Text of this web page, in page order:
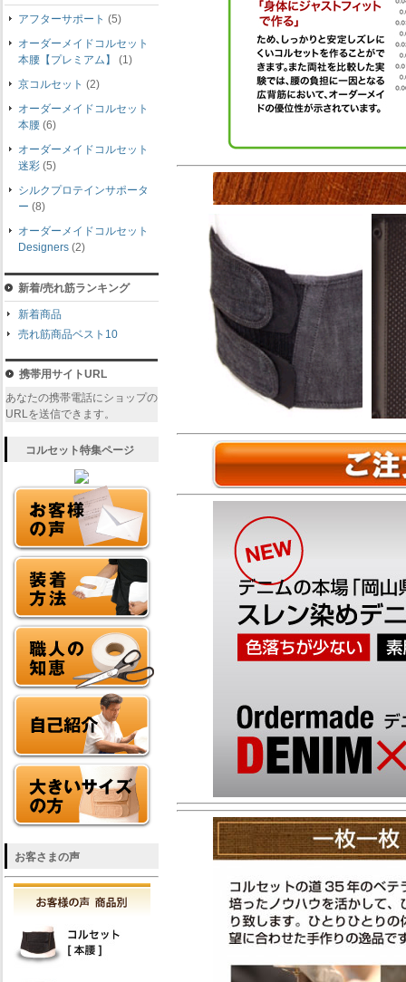
アフターサポート (5)
オーダーメイドコルセット
本腰【プレミアム】
(1)
京コルセット (2)
オーダーメイドコルセット
本腰 (6)
オーダーメイドコルセット
迷彩 (5)
シルクプロテインサポータ
ー (8)
オーダーメイドコルセット
Designers (2)
新着/売れ筋ランキング
新着商品
売れ筋商品ベスト10
携帯用サイトURL
あなたの携帯電話にショップの
URLを送信できます。
コルセット特集ページ
お客さまの声